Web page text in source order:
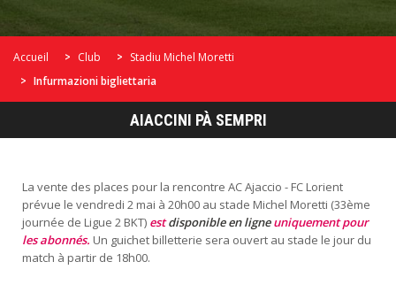
Accueil Club
Stadiu Michel Moretti
Infurmazioni bigliettaria
La vente des places pour la rencontre AC Ajaccio - FC Lorient
prévue le vendredi 2 mai à 20h00 au stade Michel Moretti (33ème
journée de Ligue 2 BKT) estdisponible en ligneuniquement pour
les abonnés. Un guichet billetterie sera ouvert au stade le jour du
match à partir de 18h00.